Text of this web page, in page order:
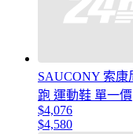
SAUCONY 索康
跑 運動鞋 單一價
$4,076
$4,580